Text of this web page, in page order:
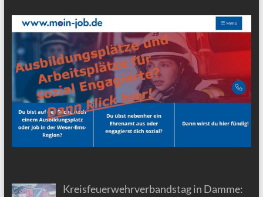
Kreisfeuerwehrverbandstag in Damme: